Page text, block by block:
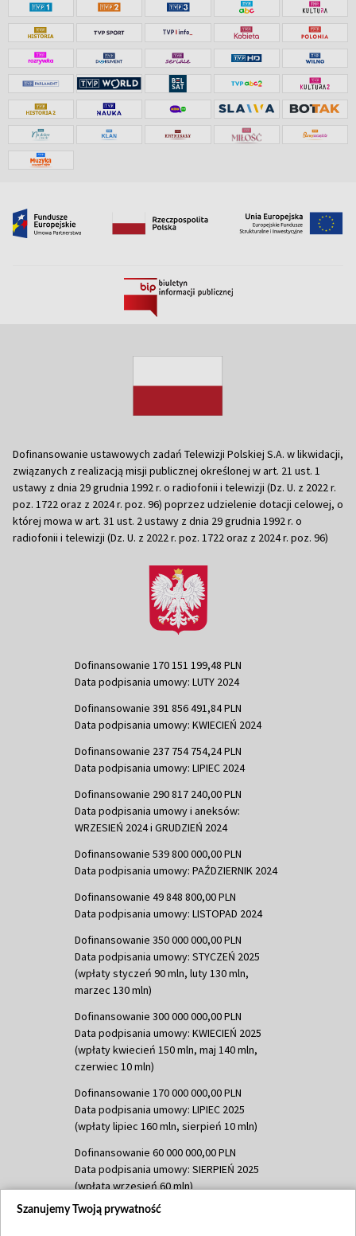
Dofinansowanie ustawowych zadań Telewizji Polskiej S.A. w likwidacji,
związanych z realizacją misji publicznej określonej w art. 21 ust. 1
ustawy z dnia 29 grudnia 1992 r. o radiofonii i telewizji (Dz. U. z 2022 r.
poz. 1722 oraz z 2024 r. poz. 96) poprzez udzielenie dotacji celowej, o
której mowa w art. 31 ust. 2 ustawy z dnia 29 grudnia 1992 r. o
radiofonii i telewizji (Dz. U. z 2022 r. poz. 1722 oraz z 2024 r. poz. 96)
Dofinansowanie 170 151 199,48 PLN
Data podpisania umowy: LUTY 2024
Dofinansowanie 391 856 491,84 PLN
Data podpisania umowy: KWIECIEŃ 2024
Dofinansowanie 237 754 754,24 PLN
Data podpisania umowy: LIPIEC 2024
Dofinansowanie 290 817 240,00 PLN
Data podpisania umowy i aneksów:
WRZESIEŃ 2024 i GRUDZIEŃ 2024
Dofinansowanie 539 800 000,00 PLN
Data podpisania umowy: PAŹDZIERNIK 2024
Dofinansowanie 49 848 800,00 PLN
Data podpisania umowy: LISTOPAD 2024
Dofinansowanie 350 000 000,00 PLN
Data podpisania umowy: STYCZEŃ 2025
(wpłaty styczeń 90 mln, luty 130 mln,
marzec 130 mln)
Dofinansowanie 300 000 000,00 PLN
Data podpisania umowy: KWIECIEŃ 2025
(wpłaty kwiecień 150 mln, maj 140 mln,
czerwiec 10 mln)
Dofinansowanie 170 000 000,00 PLN
Data podpisania umowy: LIPIEC 2025
(wpłaty lipiec 160 mln, sierpień 10 mln)
Dofinansowanie 60 000 000,00 PLN
Data podpisania umowy: SIERPIEŃ 2025
(wpłata wrzesień 60 mln)
Dofinansowanie 635 783 051,21 PLN
Szanujemy Twoją prywatność